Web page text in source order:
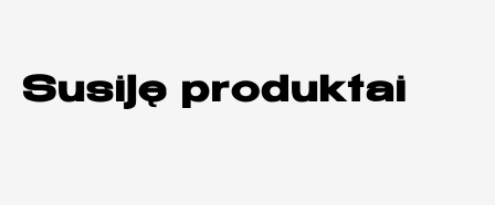
Susiję produktai